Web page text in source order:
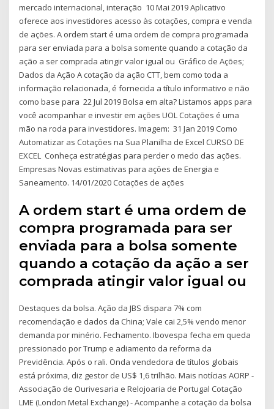
mercado internacional, interação 10 Mai 2019 Aplicativo
oferece aos investidores acesso às cotações, compra e venda
de ações. A ordem start é uma ordem de compra programada
para ser enviada para a bolsa somente quando a cotação da
ação a ser comprada atingir valor igual ou Gráfico de Ações;
Dados da Ação A cotação da ação CTT, bem como toda a
informação relacionada, é fornecida a título informativo e não
como base para 22 Jul 2019 Bolsa em alta? Listamos apps para
você acompanhar e investir em ações UOL Cotações é uma
mão na roda para investidores. Imagem: 31 Jan 2019 Como
Automatizar as Cotações na Sua Planilha de Excel CURSO DE
EXCEL Conheça estratégias para perder o medo das ações.
Empresas Novas estimativas para ações de Energia e
Saneamento. 14/01/2020 Cotações de ações
A ordem start é uma ordem de
compra programada para ser
enviada para a bolsa somente
quando a cotação da ação a ser
comprada atingir valor igual ou
Destaques da bolsa. Ação da JBS dispara 7% com
recomendação e dados da China; Vale cai 2,5% vendo menor
demanda por minério. Fechamento. Ibovespa fecha em queda
pressionado por Trump e adiamento da reforma da
Previdência. Após o rali. Onda vendedora de títulos globais
está próxima, diz gestor de US$ 1,6 trilhão. Mais notícias AORP -
Associação de Ourivesaria e Relojoaria de Portugal Cotação
LME (London Metal Exchange) - Acompanhe a cotação da bolsa